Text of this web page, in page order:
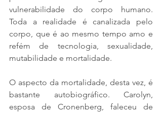
vulnerabilidade do corpo humano.
Toda a realidade é canalizada pelo
corpo, que é ao mesmo tempo amo e
refém de tecnologia, sexualidade,
mutabilidade e mortalidade.
O aspecto da mortalidade, desta vez, é
bastante autobiográfico. Carolyn,
esposa de Cronenberg, faleceu de